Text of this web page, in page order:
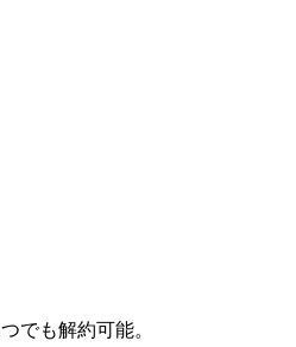
でも解約可能。